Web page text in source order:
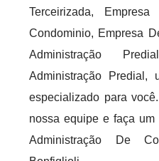
Terceirizada,
Condominio, Empresa
Administração
Administração Predial,
especializado para
nossa equipe e faça um
Administração De